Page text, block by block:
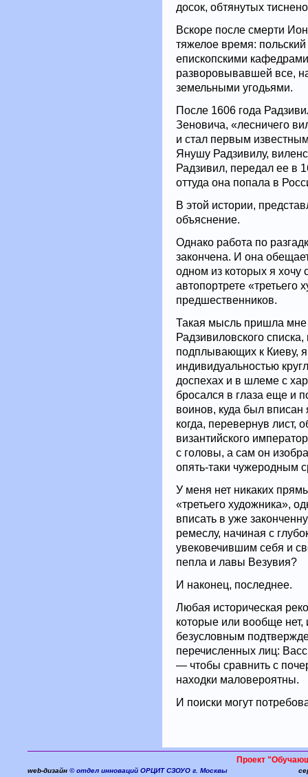
досок, обтянутых
Вскоре после смерти
тяжелое время:
епископскими
разворовывавшей все,
земельными угодьями.
После 1606 года
Зеновича, «лесничего
и стал первым
Янушу Радзивилу,
Радзивил, передал ее в
оттуда она попала в
В этой истории,
объяснение.
Однако работа по
закончена. И она
одном из которых я хочу
автопортрете «третьего
предшественников.
Такая мысль пришла мне
Радзивиловского
подплывающих к Киеву,
индивидуальностью
доспехах и в шлеме с
бросался в глаза еще и
воинов, куда был
когда, перевернув лист,
византийского
с головы, а сам он
опять-таки чужеродным
У меня нет никаких
«третьего художника»,
вписать в уже
ремеслу, начиная с
увековечившим себя и
пепла и лавы Везувия?
И наконец, последнее.
Любая историческая
которые или вообще
безусловным
перечисленных лиц:
— чтобы сравнить с
находки маловероятны.
И поиски могут
Проект
web-дизайн © отдел инноваций ОРЦИТ СЗОУО г. Москвы